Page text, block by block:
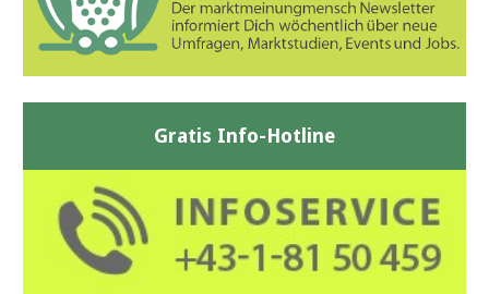
Gratis Info-Hotline